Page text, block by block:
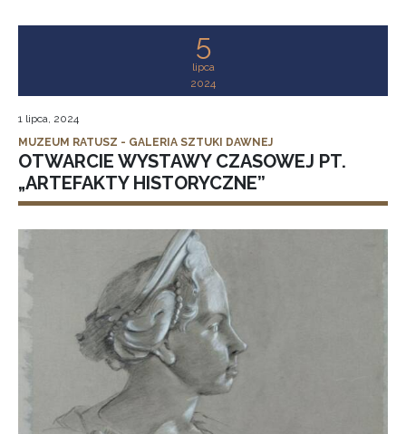
5
lipca
2024
1 lipca, 2024
MUZEUM RATUSZ - GALERIA SZTUKI DAWNEJ
OTWARCIE WYSTAWY CZASOWEJ PT.
„ARTEFAKTY HISTORYCZNE”